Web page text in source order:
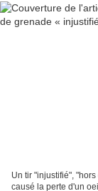
Un tir "injustifié",
causé la perte d'un